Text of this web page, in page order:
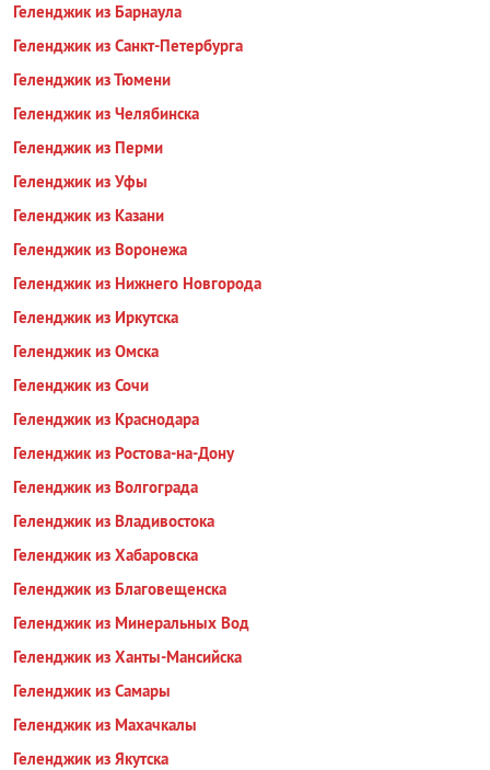
Геленджик из Барнаула
Геленджик из Санкт-Петербурга
Геленджик из Тюмени
Геленджик из Челябинска
Геленджик из Перми
Геленджик из Уфы
Геленджик из Казани
Геленджик из Воронежа
Геленджик из Нижнего Новгорода
Геленджик из Иркутска
Геленджик из Омска
Геленджик из Сочи
Геленджик из Краснодара
Геленджик из Ростова-на-Дону
Геленджик из Волгограда
Геленджик из Владивостока
Геленджик из Хабаровска
Геленджик из Благовещенска
Геленджик из Минеральных Вод
Геленджик из Ханты-Мансийска
Геленджик из Самары
Геленджик из Махачкалы
Геленджик из Якутска